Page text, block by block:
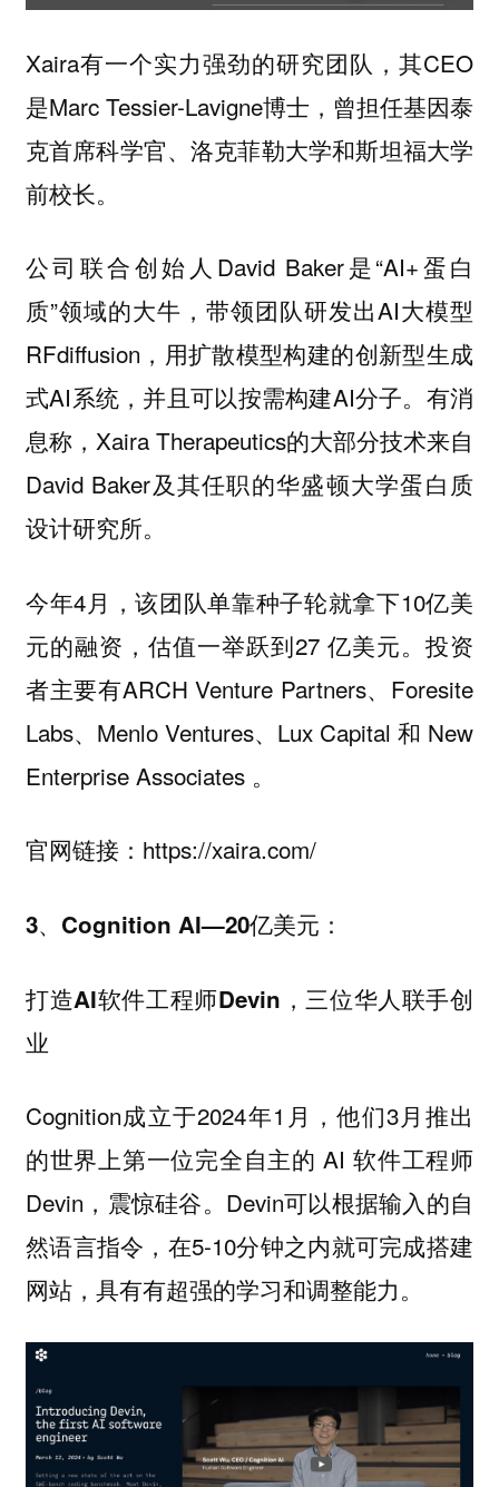
Xaira有一个实力强劲的研究团队，其CEO
是Marc Tessier-Lavigne博士，曾担任基因泰
克首席科学官、洛克菲勒大学和斯坦福大学
前校长。
公司联合创始人David Baker是“AI+蛋白
质”领域的大牛，带领团队研发出AI大模型
RFdiffusion，用扩散模型构建的创新型生成
式AI系统，并且可以按需构建AI分子。有消
息称，Xaira Therapeutics的大部分技术来自
David Baker及其任职的华盛顿大学蛋白质
设计研究所。
今年4月，该团队单靠种子轮就拿下10亿美
元的融资，估值一举跃到27 亿美元。投资
者主要有ARCH Venture Partners、Foresite
Labs、Menlo Ventures、Lux Capital 和 New
Enterprise Associates 。
官网链接：https://xaira.com/
3、Cognition AI—20亿美元：
打造AI软件工程师Devin，三位华人联手创
业
Cognition成立于2024年1月，他们3月推出
的世界上第一位完全自主的 AI 软件工程师
Devin，震惊硅谷。Devin可以根据输入的自
然语言指令，在5-10分钟之内就可完成搭建
网站，具有有超强的学习和调整能力。